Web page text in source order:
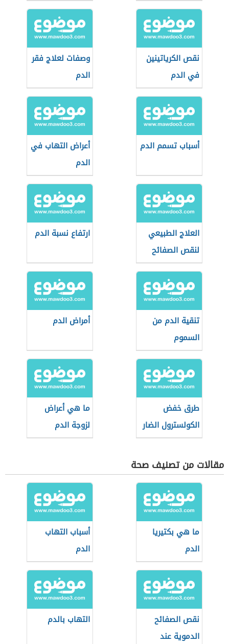
نقص الكرياتينين
في الدم
وصفات لعلاج فقر
الدم
أسباب تسمم الدم
أعراض التهاب في
الدم
العلاج الطبيعي
لنقص الصفائح
الدموية
ارتفاع نسبة الدم
تنقية الدم من
السموم
أمراض الدم
طرق خفض
الكولسترول الضار
ما هي أعراض
لزوجة الدم
مقالات من تصنيف صحة
ما هي بكتيريا
الدم
أسباب التهاب
الدم
نقص الصفائح
الدموية عند
التهاب بالدم